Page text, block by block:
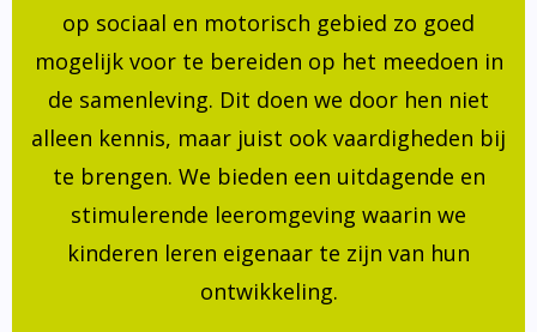
op sociaal en motorisch gebied zo goed
mogelijk voor te bereiden op het meedoen in
de samenleving. Dit doen we door hen niet
alleen kennis, maar juist ook vaardigheden bij
te brengen. We bieden een uitdagende en
stimulerende leeromgeving waarin we
kinderen leren eigenaar te zijn van hun
ontwikkeling.